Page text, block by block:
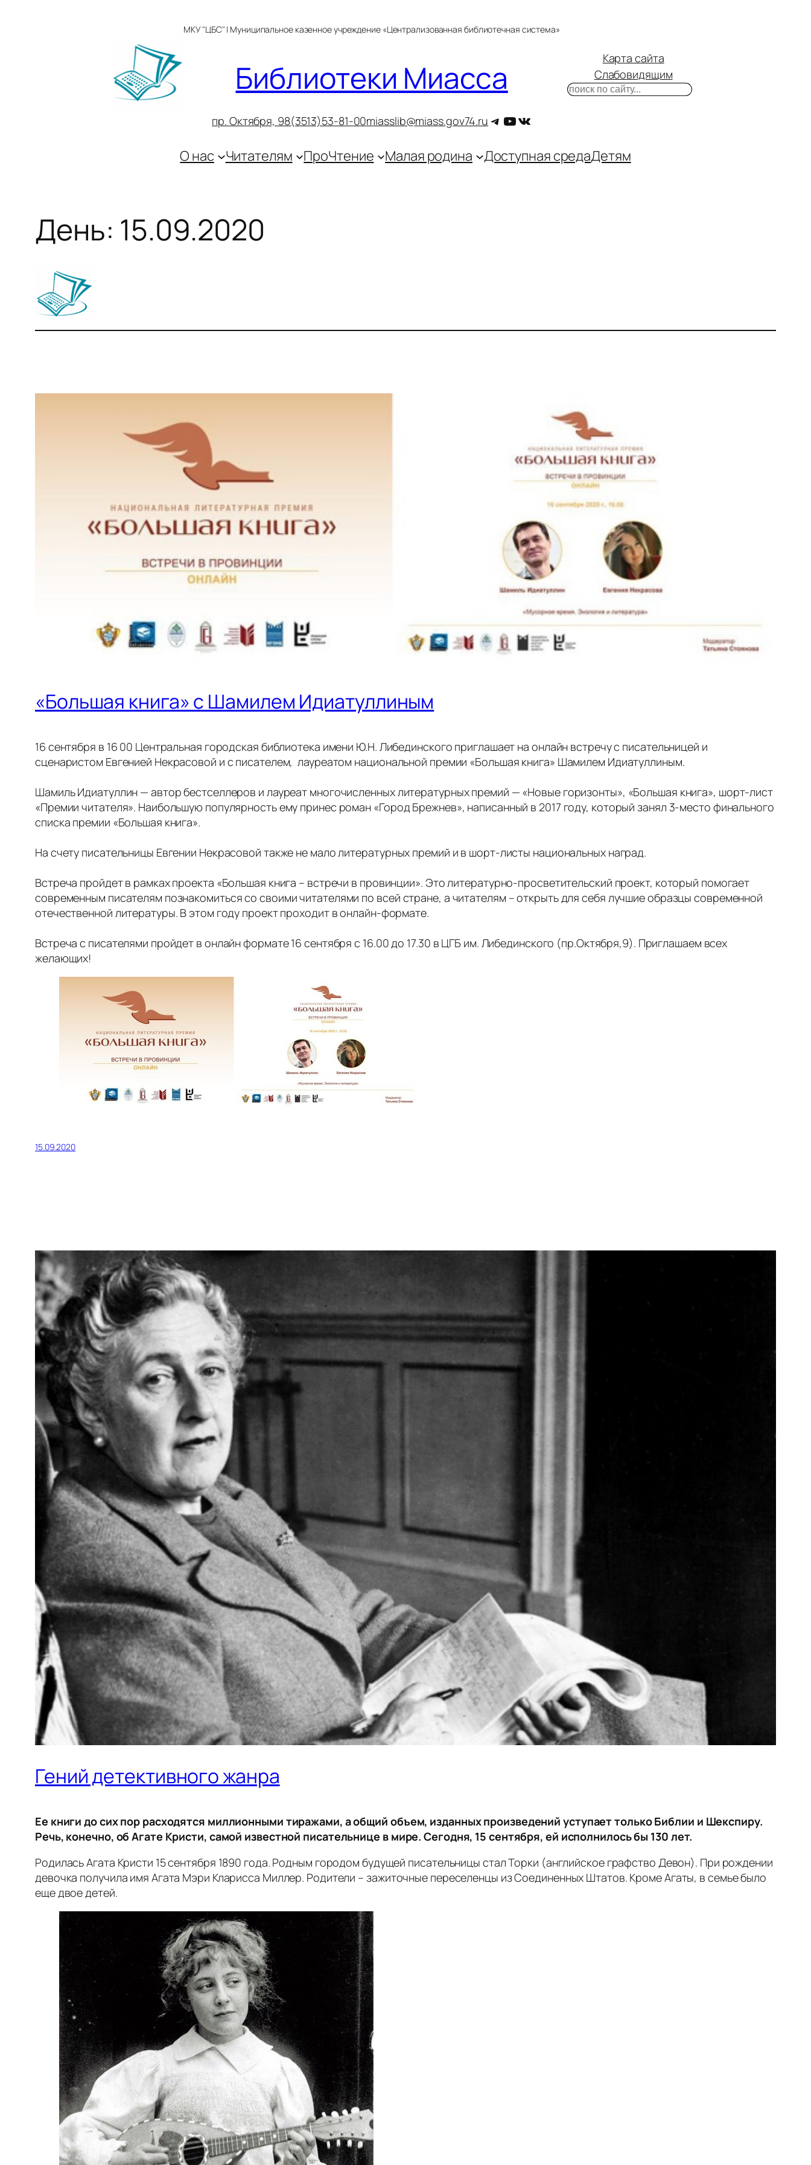
МКУ "ЦБС" | Муниципальное казенное учреждение «Централизованная библиотечная система»
Библиотеки Миасса
пр. Октября, 98(3513)53-81-00miasslib@miass.gov74.ru Telegram
YouTube
ВКонтакте
Карта сайта
Слабовидящим
Поиск
О нас Читателям ПроЧтение Малая родина Доступная средаДетям
День: 15.09.2020
«Большая книга» с Шамилем Идиатуллиным
16 сентября в 16 00 Центральная городская библиотека имени Ю.Н. Либединского приглашает на онлайн встречу с писательницей и
сценаристом Евгенией Некрасовой и с писателем, лауреатом национальной премии «Большая книга» Шамилем Идиатуллиным.
Шамиль Идиатуллин — автор бестселлеров и лауреат многочисленных литературных премий — «Новые горизонты», «Большая книга», шорт-лист
«Премии читателя». Наибольшую популярность ему принес роман «Город Брежнев», написанный в 2017 году, который занял 3-место финального
списка премии «Большая книга».
На счету писательницы Евгении Некрасовой также не мало литературных премий и в шорт-листы национальных наград.
Встреча пройдет в рамках проекта «Большая книга – встречи в провинции». Это литературно-просветительский проект, который помогает
современным писателям познакомиться со своими читателями по всей стране, а читателям – открыть для себя лучшие образцы современной
отечественной литературы. В этом году проект проходит в онлайн-формате.
Встреча с писателями пройдет в онлайн формате 16 сентября с 16.00 до 17.30 в ЦГБ им. Либединского (пр.Октября,9). Приглашаем всех
желающих!
15.09.2020
Гений детективного жанра
Ее книги до сих пор расходятся миллионными тиражами, а общий объем, изданных произведений уступает только Библии и Шекспиру.
Речь, конечно, об Агате Кристи, самой известной писательнице в мире. Сегодня, 15 сентября, ей исполнилось бы 130 лет.
Родилась Агата Кристи 15 сентября 1890 года. Родным городом будущей писательницы стал Торки (английское графство Девон). При рождении
девочка получила имя Агата Мэри Кларисса Миллер. Родители – зажиточные переселенцы из Соединенных Штатов. Кроме Агаты, в семье было
еще двое детей.